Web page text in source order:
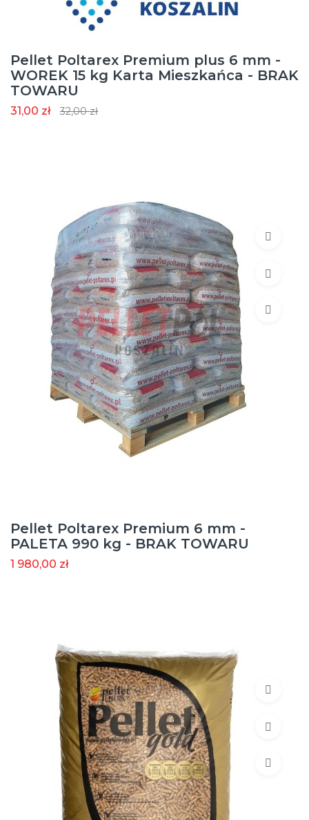
Pellet Poltarex Premium plus 6 mm -
WOREK 15 kg Karta Mieszkańca - BRAK
TOWARU
31,00 zł 32,00 zł
Pellet Poltarex Premium 6 mm -
PALETA 990 kg - BRAK TOWARU
1 980,00 zł